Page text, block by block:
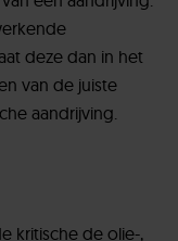
deze dan in het
van de juiste
aandrijving.
kritische de olie-,